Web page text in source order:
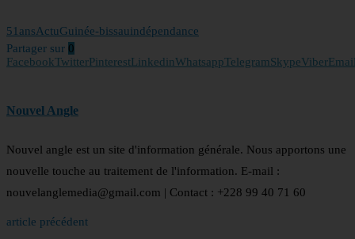
51ansActuGuinée-bissauindépendance
Partager sur 0
FacebookTwitterPinterestLinkedinWhatsappTelegramSkypeViber
Nouvel Angle
Nouvel angle est un site d'information générale. Nous apportons une
nouvelle touche au traitement de l'information. E-mail :
nouvelanglemedia@gmail.com | Contact : +228 99 40 71 60
article précédent